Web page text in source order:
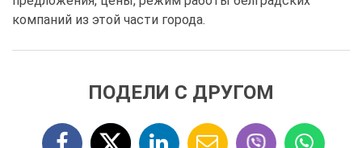
компаний из этой части города.
ПОДЕЛИ С ДРУГОМ